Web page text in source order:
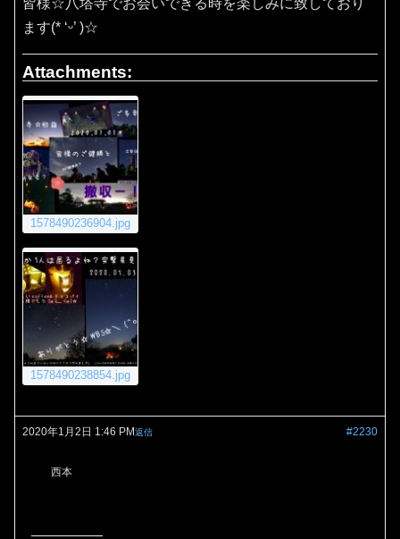
皆様☆八塔寺でお会いできる時を楽しみに致しており
ます(* ‘ᵕ’ )☆
Attachments:
1578490236904.jpg
1578490238854.jpg
2020年1月2日 1:46 PM #2230
返信
西本